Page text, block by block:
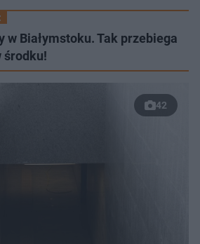
w Białymstoku. Tak przebiega
środku!
42